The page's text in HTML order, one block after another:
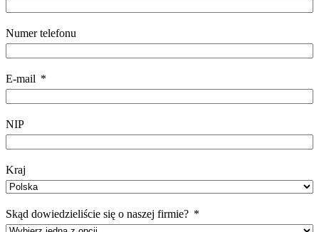
Numer telefonu
E-mail
NIP
Kraj
Skąd dowiedzieliście się o naszej firmie?